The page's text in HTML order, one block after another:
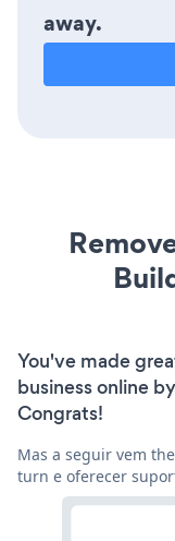
away.
You've made
business online
Congrats!
Mas a seguir vem
turn e oferecer